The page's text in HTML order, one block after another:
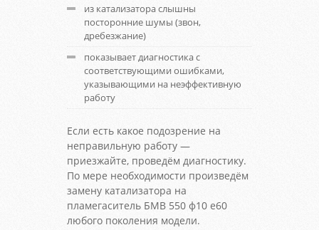
из катализатора слышны
посторонние шумы (звон,
дребезжание)
показывает диагностика с
соответствующими ошибками,
указывающими на неэффективную
работу
Если есть какое подозрение на
неправильную работу —
приезжайте, проведём диагностику.
По мере необходимости произведём
замену катализатора на
пламегаситель БМВ 550 ф10 е60
любого поколения модели.